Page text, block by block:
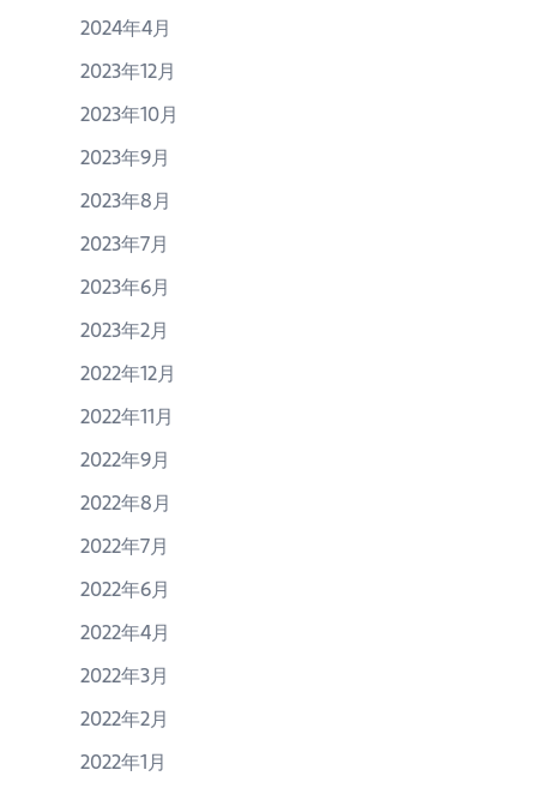
2024年4月
2023年12月
2023年10月
2023年9月
2023年8月
2023年7月
2023年6月
2023年2月
2022年12月
2022年11月
2022年9月
2022年8月
2022年7月
2022年6月
2022年4月
2022年3月
2022年2月
2022年1月